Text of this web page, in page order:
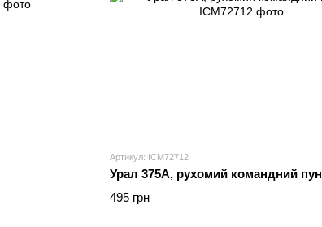
Артикул: ICM72712
Урал 375A, рухомий командний
495 грн